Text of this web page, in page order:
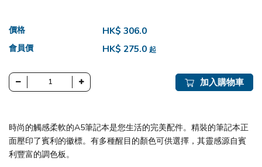
價格 HK$ 306.0
會員價 HK$ 275.0 起
加入購物車
時尚的觸感柔軟的A5筆記本是您生活的完美配件。精裝的筆記本正
面壓印了賓利的徽標。有多種醒目的顏色可供選擇，其靈感源自賓
利豐富的調色板。